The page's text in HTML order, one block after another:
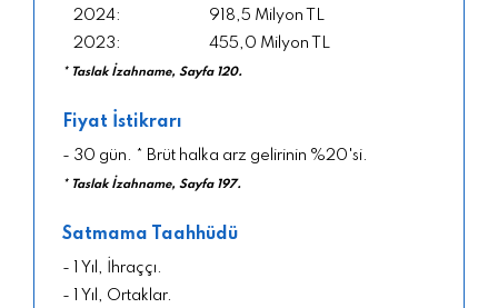
918,5 Milyon TL
455,0 Milyon TL
* Taslak İzahname, Sayfa 120.
Fiyat İstikrarı
- 30 gün. * Brüt halka arz gelirinin %20'si.
* Taslak İzahname, Sayfa 197.
Satmama Taahhüdü
- 1 Yıl, İhraççı.
- 1 Yıl, Ortaklar.